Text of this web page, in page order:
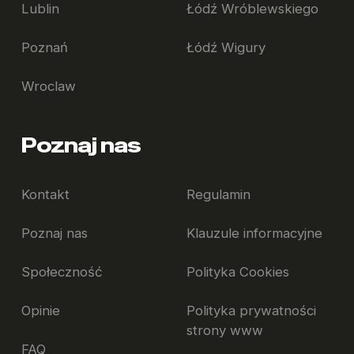
Co zrobić, jeśli jestem nowy w mieście i nie znam jeszcze nikogo?
Czy w Student Depot Lublin organizowane są wydarzenia dla
Lublin
Poznań
Wroclaw
Łódź Wróblewskiego
Łódź Wigury
Poznaj nas
Kontakt
Poznaj nas
Społeczność
Opinie
FAQ
Regulamin
Klauzule informacyjne
Polityka Cookies
Polityka prywatności
strony www